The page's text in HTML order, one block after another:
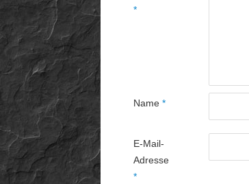
*
Name *
E-Mail-
Adresse
*